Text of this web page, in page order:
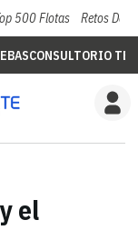
500 Flotas Retos Del
CONSULTORIO
el